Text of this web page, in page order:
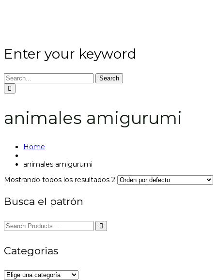
Enter your keyword
Search
animales amigurumi
Home
animales amigurumi
Mostrando todos los resultados 2
Busca el patrón
Categorias